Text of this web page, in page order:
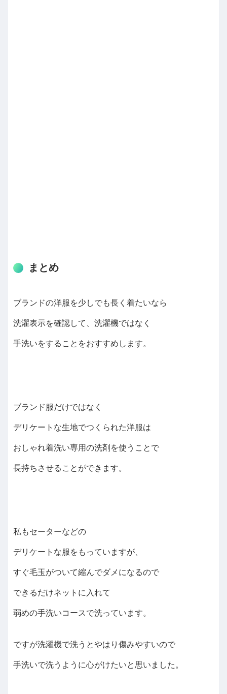
まとめ
ブランドの洋服を少しでも長く着たいなら
洗濯表示を確認して、洗濯機ではなく
手洗いをすることをおすすめします。
ブランド服だけではなく
デリケートな生地でつくられた洋服は
おしゃれ着洗い専用の洗剤を使うことで
長持ちさせることができます。
私もセーターなどの
デリケートな服をもっていますが、
すぐ毛玉がついて縮んでダメになるので
できるだけネットに入れて
弱めの手洗いコースで洗っています。
ですが洗濯機で洗うとやはり傷みやすいので
手洗いで洗うように心がけたいと思いました。